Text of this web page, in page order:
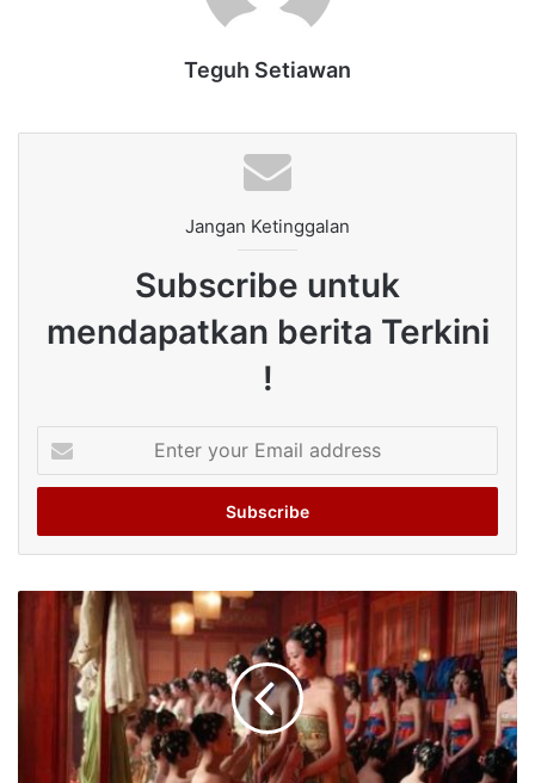
Teguh Setiawan
Jangan Ketinggalan
Subscribe untuk
mendapatkan berita Terkini
!
your
Email